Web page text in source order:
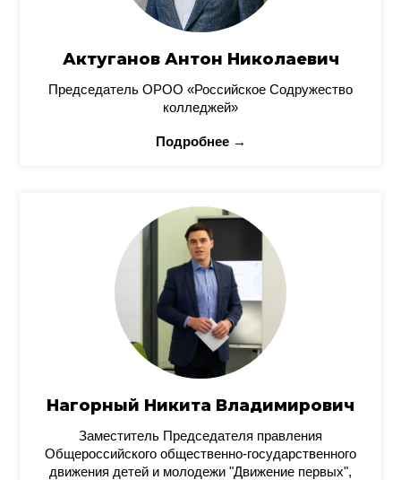
Актуганов Антон Николаевич
Председатель ОРОО «Российское Содружество
колледжей»
Подробнее →
Нагорный Никита Владимирович
Заместитель Председателя правления
Общероссийского общественно-государственного
движения детей и молодежи "Движение первых",